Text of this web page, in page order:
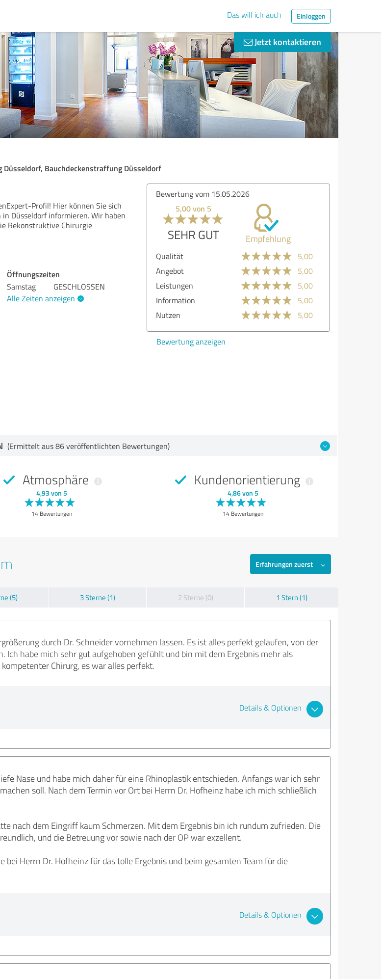
Das will ich auch Einloggen
Jetzt kontaktieren
Bauchdeckenstraffung Düsseldorf
Profil! Hier können Sie sich
Düsseldorf informieren. Wir haben
Rekonstruktive Chirurgie
Öffnungszeiten
Samstag
GESCHLOSSEN
Alle Zeiten anzeigen
Bewertung vom 13.05.2026
5,00 von 5
SEHR GUT Empfehlung
Qualität
5,00
Angebot
5,00
Leistungen
5,00
Information
5,00
Nutzen
5,00
Bewertung anzeigen
(Ermittelt aus 86 veröffentlichten Bewertungen)
Atmosphäre
4,93 von 5
14 Bewertungen
Kundenorientierung
4,86 von 5
14 Bewertungen
Erfahrungen zuerst
(5) 3 Sterne (1) 2 Sterne (0) 1 Stern (1)
durch Dr. Schneider vornehmen lassen. Es ist alles perfekt gelaufen, von der
Ich habe mich sehr gut aufgehoben gefühlt und bin mit dem Ergebnis mehr als
Chirurg, es war alles perfekt.
Details & Optionen
Nase und habe mich daher für eine Rhinoplastik entschieden. Anfangs war ich sehr
soll. Nach dem Termin vor Ort bei Herrn Dr. Hofheinz habe ich mich schließlich
nach dem Eingriff kaum Schmerzen. Mit dem Ergebnis bin ich rundum zufrieden. Die
und die Betreuung vor sowie nach der OP war exzellent.
bei Herrn Dr. Hofheinz für das tolle Ergebnis und beim gesamten Team für die
Details & Optionen